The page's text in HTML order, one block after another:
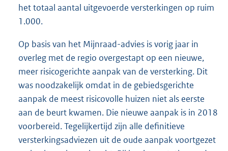
het totaal aantal uitgevoerde versterkingen op ruim
1.000.
Op basis van het Mijnraad-advies is vorig jaar in
overleg met de regio overgestapt op een nieuwe,
meer risicogerichte aanpak van de versterking. Dit
was noodzakelijk omdat in de gebiedsgerichte
aanpak de meest risicovolle huizen niet als eerste
aan de beurt kwamen. Die nieuwe aanpak is in 2018
voorbereid. Tegelijkertijd zijn alle definitieve
versterkingsadviezen uit de oude aanpak voortgezet